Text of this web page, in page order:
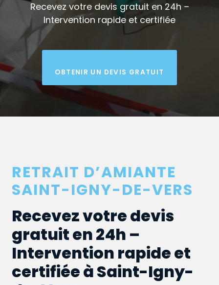
Recevez votre devis gratuit en 24h –
Intervention rapide et certifiée
OBTENIR UN DEVIS GRATUIT
RETRAIT D’AMIANTE
SAINT-IGNY-DE-VERS
Recevez votre devis
gratuit en 24h –
Intervention rapide et
certifiée à Saint-Igny-